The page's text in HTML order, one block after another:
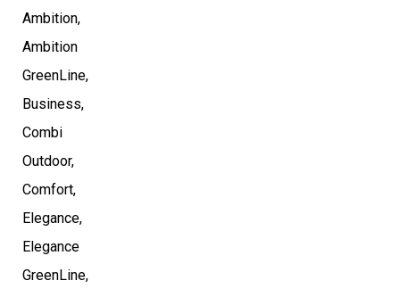
Ambition,
Ambition
GreenLine,
Business,
Combi
Outdoor,
Comfort,
Elegance,
Elegance
GreenLine,